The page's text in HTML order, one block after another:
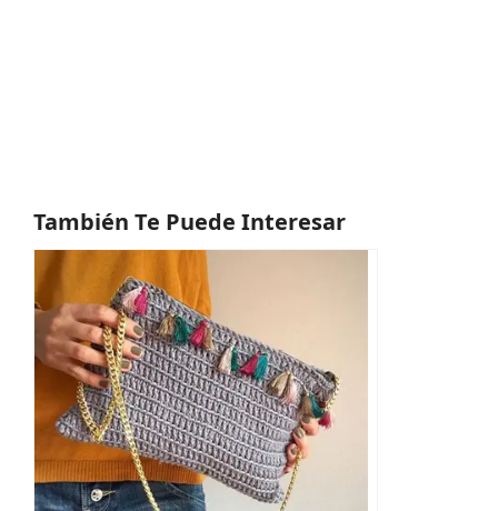
También Te Puede Interesar